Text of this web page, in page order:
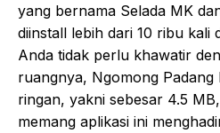
yang bernama Selada MK
diinstall lebih dari 10 ribu kali
Anda tidak perlu khawatir
ruangnya, Ngomong
ringan, yakni sebesar 4.5
memang aplikasi ini